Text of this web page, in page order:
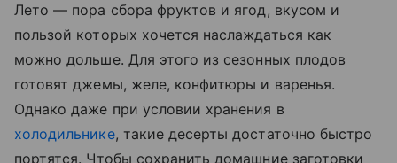
Лето — пора сбора фруктов и ягод, вкусом и
пользой которых хочется наслаждаться как
можно дольше. Для этого из сезонных плодов
готовят джемы, желе, конфитюры и варенья.
Однако даже при условии хранения в
холодильнике, такие десерты достаточно быстро
портятся. Чтобы сохранить домашние заготовки